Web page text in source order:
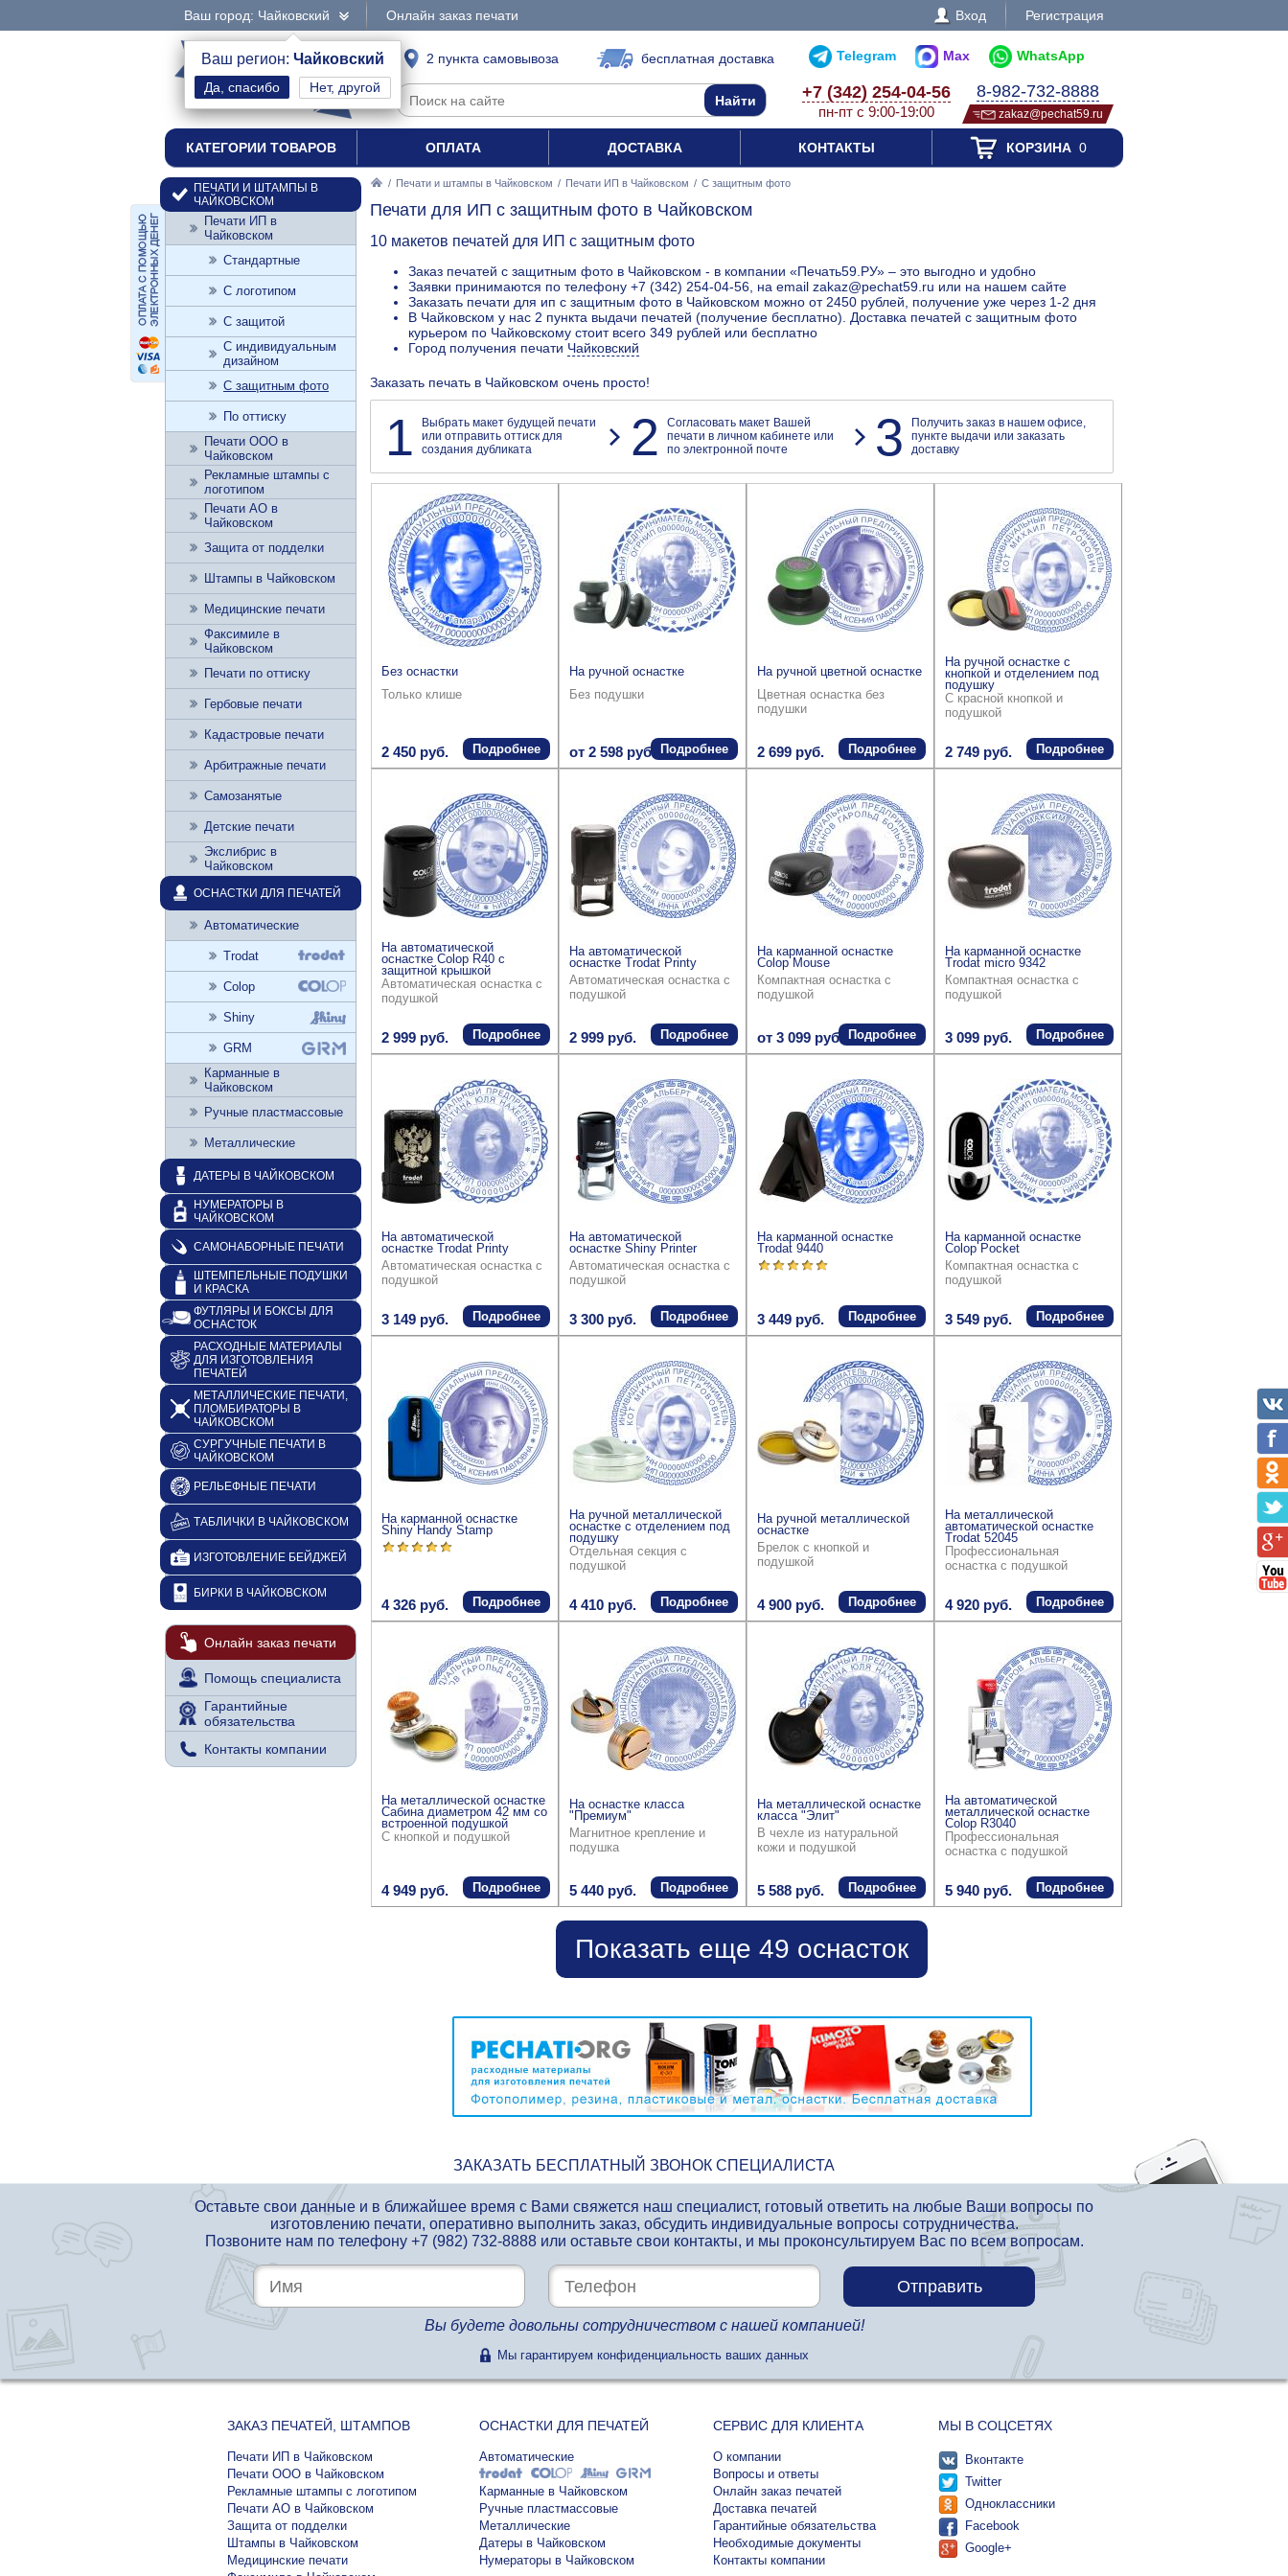
Ваш город: Чайковский
Ваш регион: Чайковский
Нет, другой
Онлайн заказ печати Вход Регистрация
интернет-магазин 2 пункта самовывоза бесплатная доставка Telegram Max WhatsApp
+7 (342) 254-04-56
пн-пт с 9:00-19:00
8-982-732-8888
zakaz@pechat59.ru
КАТЕГОРИИ ТОВАРОВ ОПЛАТА ДОСТАВКА КОНТАКТЫ КОРЗИНА0
/ Печати и штампы в Чайковском / Печати ИП в Чайковском / С защитным фото
Печати для ИП с защитным фото в Чайковском
10 макетов печатей для ИП с защитным фото
Заказ печатей с защитным фото в Чайковском - в компании «Печать59.РУ» – это выгодно и удобно
Заявки принимаются по телефону +7 (342) 254-04-56, на email zakaz@pechat59.ru или на нашем сайте
Заказать печати для ип с защитным фото в Чайковском можно от 2450 рублей, получение уже через 1-2 дня
В Чайковском у нас 2 пункта выдачи печатей (получение бесплатно). Доставка печатей с защитным фото
курьером по Чайковскому стоит всего 349 рублей или бесплатно
Город получения печати Чайковский
Заказать печать в Чайковском очень просто!
1
Выбрать макет будущей печати
или отправить оттиск для
создания дубликата
2
Согласовать макет Вашей
печати в личном кабинете или
по электронной почте
3
Получить заказ в нашем офисе,
пункте выдачи или заказать
доставку
Без оснастки
Только клише
2 450 руб. Подробнее
На ручной оснастке
Без подушки
от 2 598 руб. Подробнее
На ручной цветной оснастке
Цветная оснастка без
подушки
2 699 руб. Подробнее
На ручной оснастке с
кнопкой и отделением под
подушку
С красной кнопкой и
подушкой
2 749 руб. Подробнее
На автоматической
оснастке Colop R40 с
защитной крышкой
Автоматическая оснастка с
подушкой
2 999 руб. Подробнее
На автоматической
оснастке Trodat Printy
Автоматическая оснастка с
подушкой
2 999 руб. Подробнее
На карманной оснастке
Colop Mouse
Компактная оснастка с
подушкой
от 3 099 руб. Подробнее
На карманной оснастке
Trodat micro 9342
Компактная оснастка с
подушкой
3 099 руб. Подробнее
На автоматической
оснастке Trodat Printy
Автоматическая оснастка с
подушкой
3 149 руб. Подробнее
На автоматической
оснастке Shiny Printer
Автоматическая оснастка с
подушкой
3 300 руб. Подробнее
На карманной оснастке
Trodat 9440
3 449 руб. Подробнее
На карманной оснастке
Colop Pocket
Компактная оснастка с
подушкой
3 549 руб. Подробнее
На карманной оснастке
Shiny Handy Stamp
4 326 руб. Подробнее
На ручной металлической
оснастке с отделением под
подушку
Отдельная секция с
подушкой
4 410 руб. Подробнее
На ручной металлической
оснастке
Брелок с кнопкой и
подушкой
4 900 руб. Подробнее
На металлической
автоматической оснастке
Trodat 52045
Профессиональная
оснастка с подушкой
4 920 руб. Подробнее
На металлической оснастке
Сабина диаметром 42 мм со
встроенной подушкой
С кнопкой и подушкой
4 949 руб. Подробнее
На оснастке класса
"Премиум"
Магнитное крепление и
подушка
5 440 руб. Подробнее
На металлической оснастке
класса "Элит"
В чехле из натуральной
кожи и подушкой
5 588 руб. Подробнее
На автоматической
металлической оснастке
Colop R3040
Профессиональная
оснастка с подушкой
5 940 руб. Подробнее
Показать еще 49 оснасток
ПЕЧАТИ И ШТАМПЫ В
ЧАЙКОВСКОМ
Печати ИП в
Чайковском
Стандартные
С логотипом
С защитой
С индивидуальным
дизайном
С защитным фото
По оттиску
Печати ООО в
Чайковском
Рекламные штампы с
логотипом
Печати АО в
Чайковском
Защита от подделки
Штампы в Чайковском
Медицинские печати
Факсимиле в
Чайковском
Печати по оттиску
Гербовые печати
Кадастровые печати
Арбитражные печати
Самозанятые
Детские печати
Экслибрис в
Чайковском
ОСНАСТКИ ДЛЯ ПЕЧАТЕЙ
Автоматические
Trodat
Colop
Shiny
GRM
Карманные в
Чайковском
Ручные пластмассовые
Металлические
ДАТЕРЫ В ЧАЙКОВСКОМ
НУМЕРАТОРЫ В
ЧАЙКОВСКОМ
САМОНАБОРНЫЕ ПЕЧАТИ
ШТЕМПЕЛЬНЫЕ ПОДУШКИ
И КРАСКА
ФУТЛЯРЫ И БОКСЫ ДЛЯ
ОСНАСТОК
РАСХОДНЫЕ МАТЕРИАЛЫ
ДЛЯ ИЗГОТОВЛЕНИЯ
ПЕЧАТЕЙ
МЕТАЛЛИЧЕСКИЕ ПЕЧАТИ,
ПЛОМБИРАТОРЫ В
ЧАЙКОВСКОМ
СУРГУЧНЫЕ ПЕЧАТИ В
ЧАЙКОВСКОМ
РЕЛЬЕФНЫЕ ПЕЧАТИ
ТАБЛИЧКИ В ЧАЙКОВСКОМ
ИЗГОТОВЛЕНИЕ БЕЙДЖЕЙ
БИРКИ В ЧАЙКОВСКОМ
Онлайн заказ печати
Помощь специалиста
Гарантийные
обязательства
Контакты компании
ЗАКАЗАТЬ БЕСПЛАТНЫЙ ЗВОНОК СПЕЦИАЛИСТА
Оставьте свои данные и в ближайшее время с Вами свяжется наш специалист, готовый ответить на любые Ваши вопросы по
изготовлению печати, оперативно выполнить заказ, обсудить индивидуальные вопросы сотрудничества.
Позвоните нам по телефону +7 (982) 732-8888или оставьте свои контакты, и мы проконсультируем Вас по всем вопросам.
Вы будете довольны сотрудничеством с нашей компанией!
Мы гарантируем конфиденциальность ваших данных
ЗАКАЗ ПЕЧАТЕЙ, ШТАМПОВ
Печати ИП в Чайковском
Печати ООО в Чайковском
Рекламные штампы с логотипом
Печати АО в Чайковском
Защита от подделки
Штампы в Чайковском
Медицинские печати
ОСНАСТКИ ДЛЯ ПЕЧАТЕЙ
Автоматические
Карманные в Чайковском
Ручные пластмассовые
Металлические
Датеры в Чайковском
Нумераторы в Чайковском
СЕРВИС ДЛЯ КЛИЕНТА
О компании
Вопросы и ответы
Онлайн заказ печатей
Доставка печатей
Гарантийные обязательства
Необходимые документы
Контакты компании
МЫ В СОЦСЕТЯХ
Вконтакте
Twitter
Одноклассники
Facebook
Google+